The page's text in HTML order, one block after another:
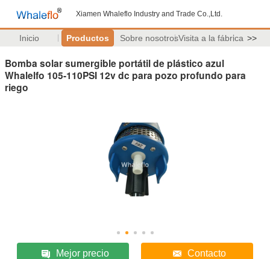
Xiamen Whaleflo Industry and Trade Co.,Ltd.
Inicio Productos Sobre nosotrosVisita a la fábrica >>
Bomba solar sumergible portátil de plástico azul
Whalelfo 105-110PSI 12v dc para pozo profundo para
riego
Mejor precio Contacto